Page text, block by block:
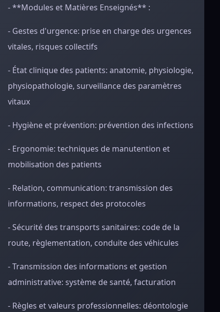
- **Modules et Matières Enseignés** :
- Gestes d'urgence: prise en charge des urgences
vitales, risques collectifs
- État clinique des patients: anatomie, physiologie,
physiopathologie, surveillance des paramètres
vitaux
- Hygiène et prévention: prévention des infections
- Ergonomie: techniques de manutention et
mobilisation des patients
- Relation, communication: transmission des
informations, respect des protocoles
- Sécurité des transports sanitaires: code de la
route, règlementation, conduite des véhicules
- Transmission des informations et gestion
administrative: système de santé, facturation
- Règles et valeurs professionnelles: déontologie